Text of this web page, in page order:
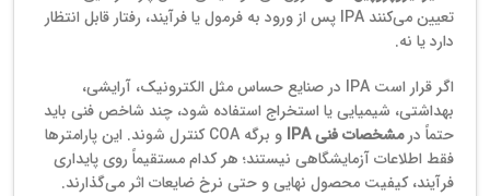
تعیین می‌کنند IPA پس از ورود به فرمول یا فرآیند، رفتار قابل انتظار
دارد یا نه.
اگر قرار است IPA در صنایع حساس مثل الکترونیک، آرایشی،
بهداشتی، شیمیایی یا استخراج استفاده شود، چند شاخص فنی باید
حتماً درمشخصات فنی IPA
و برگه COA کنترل شوند. این پارامترها
فقط اطلاعات آزمایشگاهی نیستند؛ هر کدام مستقیماً روی پایداری
فرآیند، کیفیت محصول نهایی و حتی نرخ ضایعات اثر می‌گذارند.